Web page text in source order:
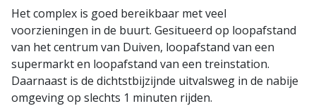
Het complex is goed bereikbaar met veel
voorzieningen in de buurt. Gesitueerd op loopafstand
van het centrum van Duiven, loopafstand van een
supermarkt en loopafstand van een treinstation.
Daarnaast is de dichtstbijzijnde uitvalsweg in de nabije
omgeving op slechts 1 minuten rijden.